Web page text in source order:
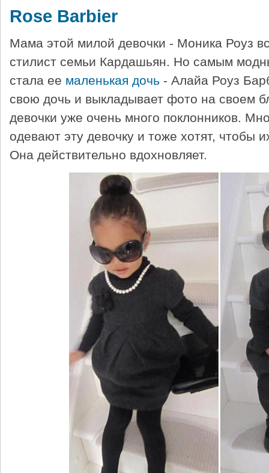
Rose Barbier
Мама этой милой девочки - Моника Роуз
стилист семьи Кардашьян. Но самым
стала ее маленькая дочь - Алайа Роуз
свою дочь и выкладывает фото на своем
девочки уже очень много поклонников.
одевают эту девочку и тоже хотят, чтобы
Она действительно вдохновляет.